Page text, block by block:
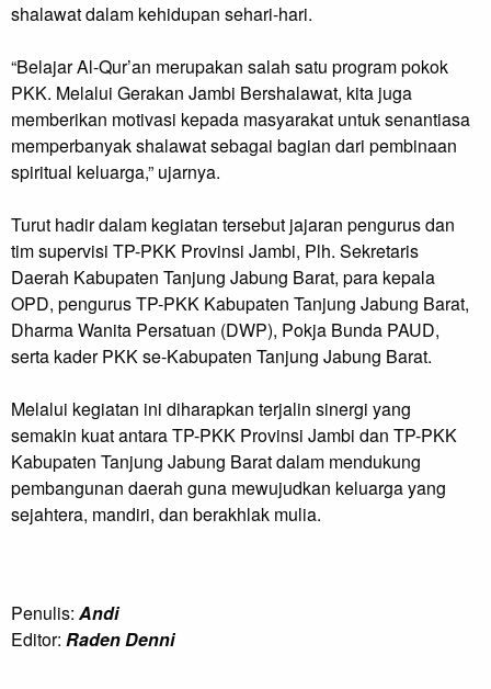
shalawat dalam kehidupan sehari-hari.
“Belajar Al-Qur’an merupakan salah satu program pokok
PKK. Melalui Gerakan Jambi Bershalawat, kita juga
memberikan motivasi kepada masyarakat untuk senantiasa
memperbanyak shalawat sebagai bagian dari pembinaan
spiritual keluarga,” ujarnya.
Turut hadir dalam kegiatan tersebut jajaran pengurus dan
tim supervisi TP-PKK Provinsi Jambi, Plh. Sekretaris
Daerah Kabupaten Tanjung Jabung Barat, para kepala
OPD, pengurus TP-PKK Kabupaten Tanjung Jabung Barat,
Dharma Wanita Persatuan (DWP), Pokja Bunda PAUD,
serta kader PKK se-Kabupaten Tanjung Jabung Barat.
Melalui kegiatan ini diharapkan terjalin sinergi yang
semakin kuat antara TP-PKK Provinsi Jambi dan TP-PKK
Kabupaten Tanjung Jabung Barat dalam mendukung
pembangunan daerah guna mewujudkan keluarga yang
sejahtera, mandiri, dan berakhlak mulia.
Penulis: Andi
Editor: Raden Denni